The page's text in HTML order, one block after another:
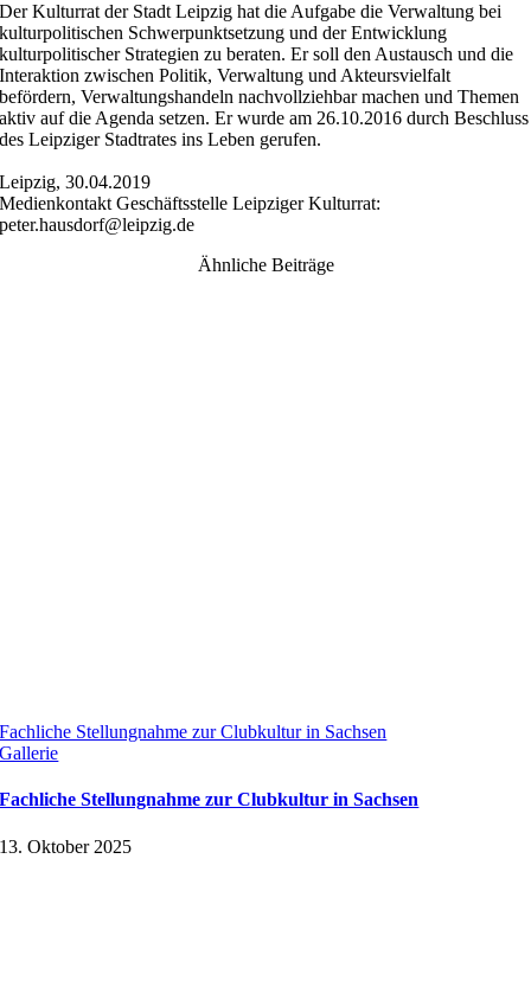
Der Kulturrat der Stadt Leipzig hat die Aufgabe die Verwaltung bei
kulturpolitischen Schwerpunktsetzung und der Entwicklung
kulturpolitischer Strategien zu beraten. Er soll den Austausch und die
Interaktion zwischen Politik, Verwaltung und Akteursvielfalt
befördern, Verwaltungshandeln nachvollziehbar machen und Themen
aktiv auf die Agenda setzen. Er wurde am 26.10.2016 durch Beschluss
des Leipziger Stadtrates ins Leben gerufen.
Leipzig, 30.04.2019
Medienkontakt Geschäftsstelle Leipziger Kulturrat:
peter.hausdorf@leipzig.de
Ähnliche Beiträge
Fachliche Stellungnahme zur Clubkultur in Sachsen
Gallerie
Fachliche Stellungnahme zur Clubkultur in Sachsen
13. Oktober 2025